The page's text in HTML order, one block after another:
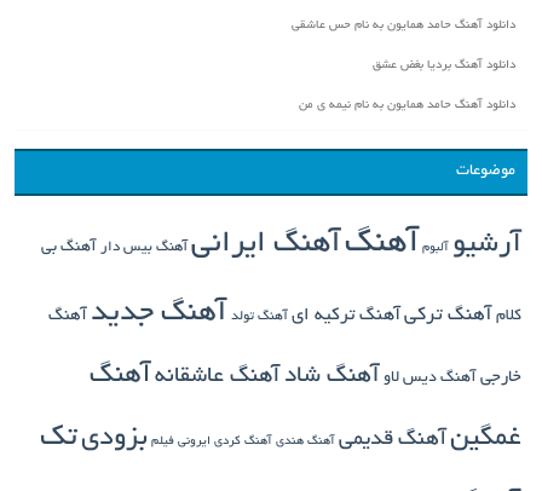
دانلود آهنگ حامد همایون به نام حس عاشقی
دانلود آهنگ بردیا بغض عشق
دانلود آهنگ حامد همایون به نام نیمه ی من
موضوعات
آرشیو آلبوم آهنگ آهنگ ایرانی آهنگ بیس دار آهنگ بی
کلام آهنگ ترکی آهنگ ترکیه ای آهنگ تولد آهنگ جدید آهنگ
خارجی آهنگ دیس لاو آهنگ شاد آهنگ عاشقانه آهنگ
غمگین آهنگ قدیمی آهنگ هندی آهنگ کردی ایرونی فیلم بزودیتک